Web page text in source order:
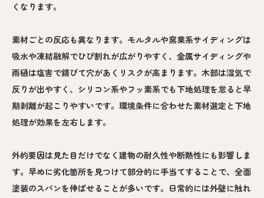
くなります。
素材ごとの反応も異なります。モルタルや窯業系サイディングは
吸水や凍結融解でひび割れが広がりやすく、金属サイディングや
雨樋は塩害で錆びて穴があくリスクが高まります。木部は湿気で
反りが出やすく、シリコン系やフッ素系でも下地処理を怠ると早
期剥離が起こりやすいです。環境条件に合わせた素材選定と下地
処理が効果を左右します。
外的要因は見た目だけでなく建物の耐久性や断熱性にも影響しま
す。早めに劣化箇所を見つけて部分的に手当てすることで、全面
塗装のスパンを伸ばせることが多いです。日常的には外壁に触れ